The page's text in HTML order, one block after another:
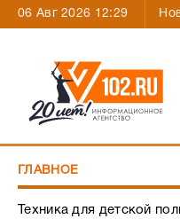
06 Авг 2026 12:29
ГЛАВНОЕ
Техника для детской